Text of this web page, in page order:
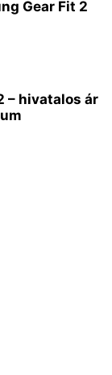
Gear Fit 2
– hivatalos ár